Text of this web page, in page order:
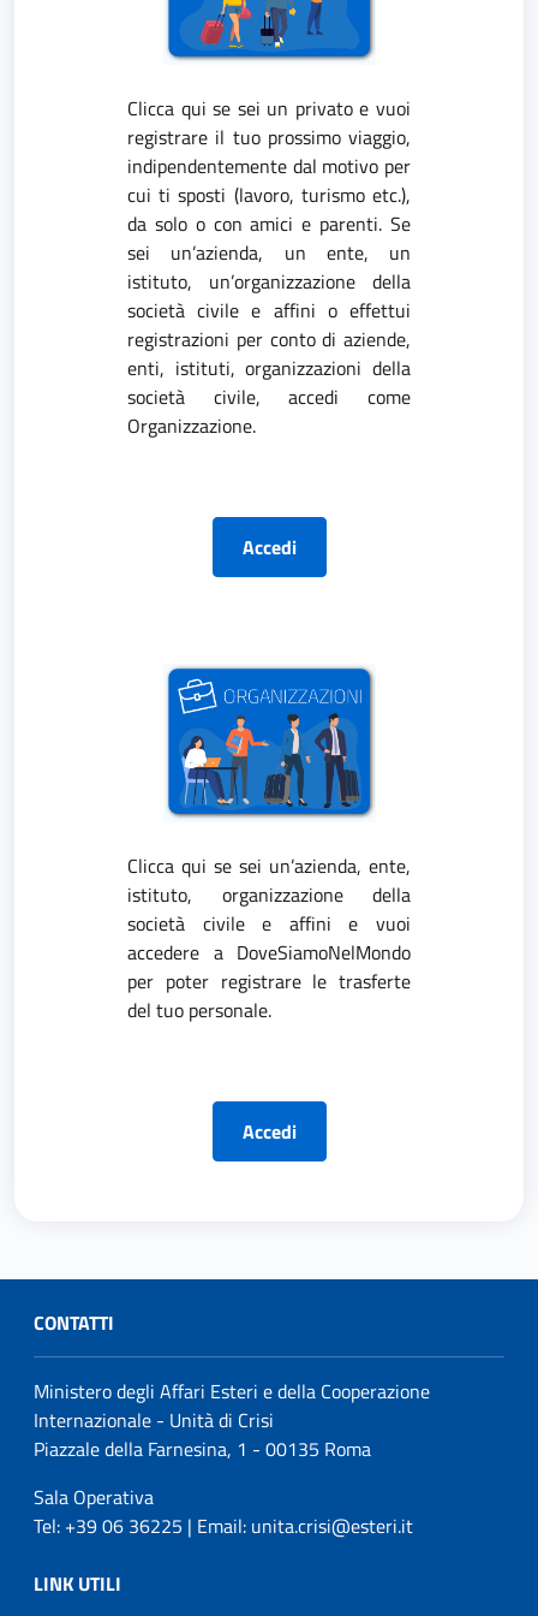
Clicca qui se sei un privato e vuoi
registrare il tuo prossimo viaggio,
indipendentemente dal motivo per
cui ti sposti (lavoro, turismo etc.),
da solo o con amici e parenti. Se
sei un’azienda, un ente, un
istituto, un’organizzazione della
società civile e affini o effettui
registrazioni per conto di aziende,
enti, istituti, organizzazioni della
società civile, accedi come
Organizzazione.
Accedi
Clicca qui se sei un’azienda, ente,
istituto, organizzazione della
società civile e affini e vuoi
accedere a DoveSiamoNelMondo
per poter registrare le trasferte
del tuo personale.
Accedi
CONTATTI
Ministero degli Affari Esteri e della Cooperazione
Internazionale - Unità di Crisi
Piazzale della Farnesina, 1 - 00135 Roma
Sala Operativa
Tel: +39 06 36225 | Email: unita.crisi@esteri.it
LINK UTILI